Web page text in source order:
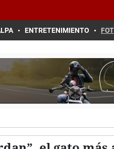
ENTRETENIMIENTO